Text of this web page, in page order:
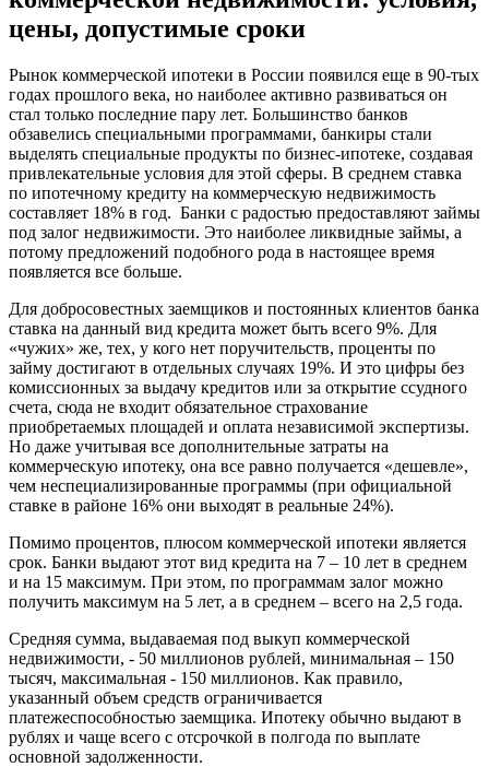
цены, допустимые сроки
Рынок коммерческой ипотеки в России появился еще в 90-тых
годах прошлого века, но наиболее активно развиваться он
стал только последние пару лет. Большинство банков
обзавелись специальными программами, банкиры стали
выделять специальные продукты по бизнес-ипотеке, создавая
привлекательные условия для этой сферы. В среднем ставка
по ипотечному кредиту на коммерческую недвижимость
составляет 18% в год. Банки с радостью предоставляют займы
под залог недвижимости. Это наиболее ликвидные займы, а
потому предложений подобного рода в настоящее время
появляется все больше.
Для добросовестных заемщиков и постоянных клиентов банка
ставка на данный вид кредита может быть всего 9%. Для
«чужих» же, тех, у кого нет поручительств, проценты по
займу достигают в отдельных случаях 19%. И это цифры без
комиссионных за выдачу кредитов или за открытие ссудного
счета, сюда не входит обязательное страхование
приобретаемых площадей и оплата независимой экспертизы.
Но даже учитывая все дополнительные затраты на
коммерческую ипотеку, она все равно получается «дешевле»,
чем неспециализированные программы (при официальной
ставке в районе 16% они выходят в реальные 24%).
Помимо процентов, плюсом коммерческой ипотеки является
срок. Банки выдают этот вид кредита на 7 – 10 лет в среднем
и на 15 максимум. При этом, по программам залог можно
получить максимум на 5 лет, а в среднем – всего на 2,5 года.
Средняя сумма, выдаваемая под выкуп коммерческой
недвижимости, - 50 миллионов рублей, минимальная – 150
тысяч, максимальная - 150 миллионов. Как правило,
указанный объем средств ограничивается
платежеспособностью заемщика. Ипотеку обычно выдают в
рублях и чаще всего с отсрочкой в полгода по выплате
основной задолженности.